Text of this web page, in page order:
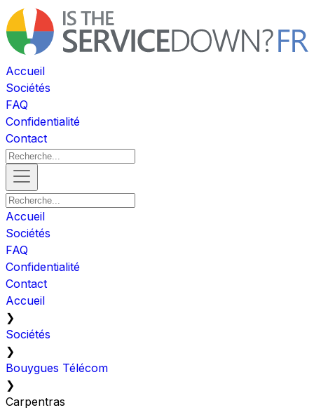
Accueil
Sociétés
FAQ
Confidentialité
Contact
Accueil
Sociétés
FAQ
Confidentialité
Contact
Accueil
❯
Sociétés
❯
Bouygues Télécom
❯
Carpentras